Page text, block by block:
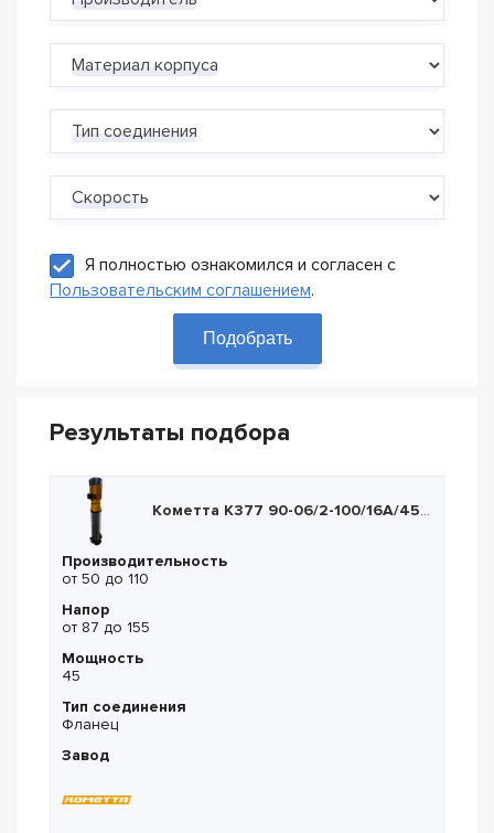
Материал корпуса
Тип соединения
Скорость
Я полностью ознакомился и согласен с
Пользовательским соглашением.
Подобрать
Результаты подбора
Кометта К377 90-06/2-100/16А/450Т2
Производительность
от 50 до 110
Напор
от 87 до 155
Мощность
45
Тип соединения
Фланец
Завод